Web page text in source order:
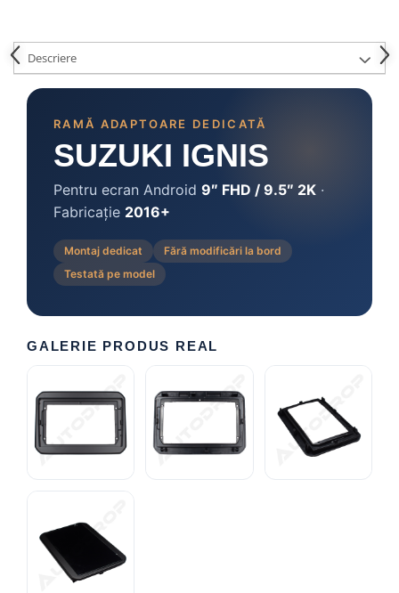
Camere marșarier universale
Camere Skoda
Camere Volkswagen
Camere Audi
Camere BMW
Camere Ford
Camere Opel
Camere Renault
Camere Fiat
Camere Citroen
Camere Peugeot
Camere Fiat
Descriere
RAMĂ ADAPTOARE DEDICATĂ
SUZUKI IGNIS
Pentru ecran Android 9″ FHD / 9.5″ 2K ·
Fabricație 2016+
Montaj dedicat
Fără modificări la bord
Testată pe model
GALERIE PRODUS REAL